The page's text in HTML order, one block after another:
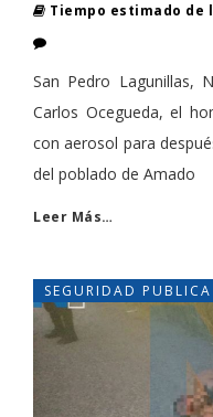
Tiempo estimado de
San Pedro Lagunillas,
Carlos Ocegueda, el
con aerosol para
del poblado de Amado
Leer Más…
SEGURIDAD PUBLICA